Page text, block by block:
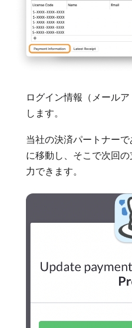
ログイン情報（メール
します。
当社の決済パートナー
に移動し、そこで次回
力できます。